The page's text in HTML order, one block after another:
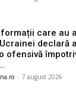
care au
declară
ofensivă
- 7 august 2026